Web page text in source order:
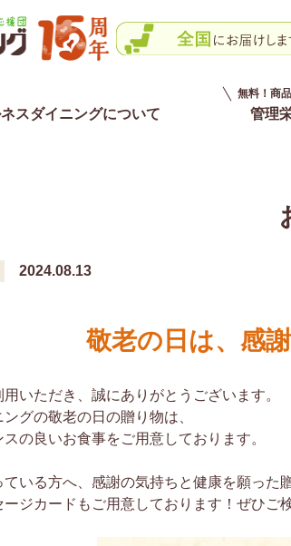
スダイニングについて
無料！商
管理
2024.08.13
敬老の日は、感
いただき、誠にありがとうございます。
グの敬老の日の贈り物は、
の良いお食事をご用意しております。
ている方へ、感謝の気持ちと健康を願った
ジカードもご用意しております！ぜひご